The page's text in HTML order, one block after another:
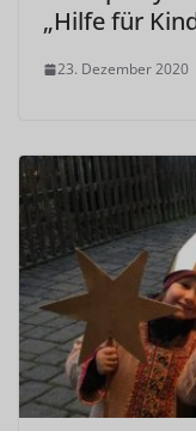
„Hilfe für
23. Dezember 2020